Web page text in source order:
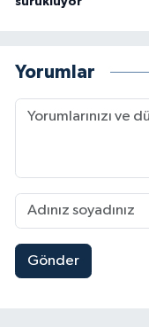
Yorumlar
Gönder